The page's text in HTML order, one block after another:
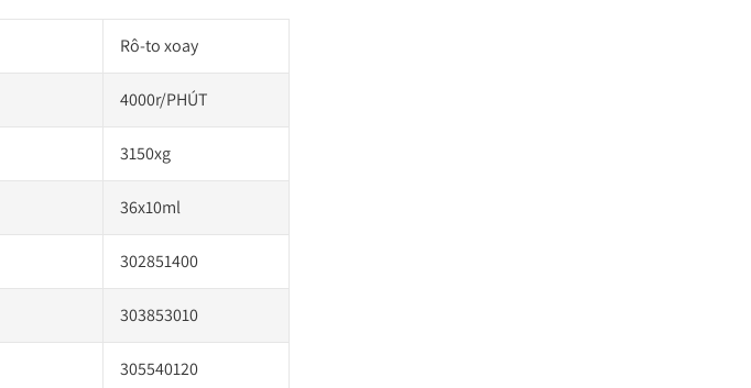
Rô-to xoay
4000r/PHÚT
3150xg
36x10ml
302851400
303853010
305540120